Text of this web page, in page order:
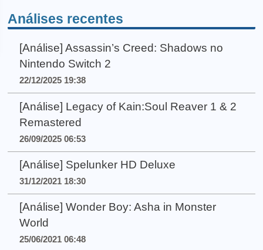
Análises recentes
[Análise] Assassin’s Creed: Shadows no
Nintendo Switch 2
22/12/2025 19:38
[Análise] Legacy of Kain:Soul Reaver 1 & 2
Remastered
26/09/2025 06:53
[Análise] Spelunker HD Deluxe
31/12/2021 18:30
[Análise] Wonder Boy: Asha in Monster
World
25/06/2021 06:48